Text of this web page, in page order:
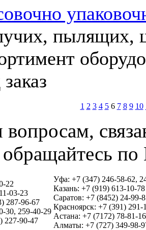
пылящих,
1 2 3 4 56 7 8 9 10
обращайтесь
22
03-23
287-96-67
30, 259-40-29
227-90-47
Уфа: +7 (347) 246-58-62,
Казань: +7 (919) 613-10-78
Саратов: +7 (8452) 24-99-
Красноярск: +7 (391) 291-
Астана: +7 (7172) 78-81-16
Алматы: +7 (727) 349-98-